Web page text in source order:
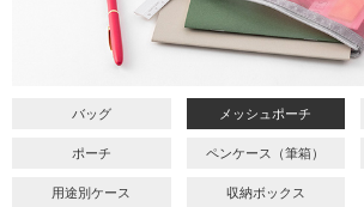
バッグ メッシュポーチ
ポーチ ペンケース（筆箱）
用途別ケース 収納ボックス